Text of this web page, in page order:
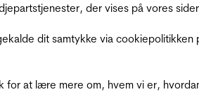
der vises på vores
dit samtykke via cookiepolitikken
for at lære mere om, hvem vi er,